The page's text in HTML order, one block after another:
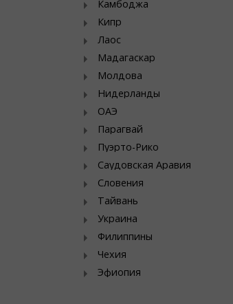
Камбоджа
Кипр
Лаос
Мадагаскар
Молдова
Нидерланды
ОАЭ
Парагвай
Пуэрто-Рико
Саудовская Аравия
Словения
Тайвань
Украина
Филиппины
Чехия
Эфиопия